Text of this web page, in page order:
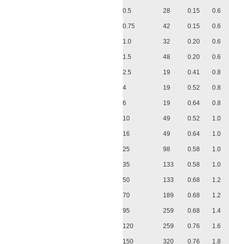
0.5 28 0.15 0.6
0.75 42 0.15 0.6
1.0 32 0.20 0.6
1.5 48 0.20 0.6
2.5 19 0.41 0.8
4 19 0.52 0.8
6 19 0.64 0.8
10 49 0.52 1.0
16 49 0.64 1.0
25 98 0.58 1.0
35 133 0.58 1.0
50 133 0.68 1.2
70 189 0.68 1.2
95 259 0.68 1.4
120 259 0.76 1.6
150 320 0.76 1.8